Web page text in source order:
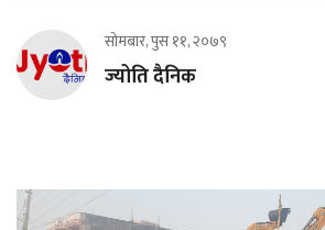
सोमबार, पुस ११, २०७९
ज्योति दैनिक